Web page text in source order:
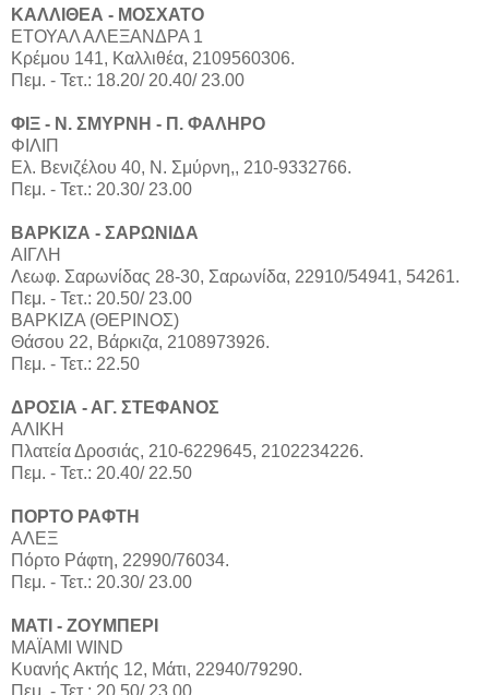
ΚΑΛΛΙΘΕΑ - ΜΟΣΧΑΤΟ
ΕΤΟΥΑΛ ΑΛΕΞΑΝΔΡΑ 1
Κρέμου 141, Καλλιθέα, 2109560306.
Πεμ. - Τετ.: 18.20/ 20.40/ 23.00
ΦΙΞ - Ν. ΣΜΥΡΝΗ - Π. ΦΑΛΗΡΟ
ΦΙΛΙΠ
Ελ. Βενιζέλου 40, Ν. Σμύρνη,, 210-9332766.
Πεμ. - Τετ.: 20.30/ 23.00
ΒΑΡΚΙΖΑ - ΣΑΡΩΝΙΔΑ
ΑΙΓΛΗ
Λεωφ. Σαρωνίδας 28-30, Σαρωνίδα, 22910/54941, 54261.
Πεμ. - Τετ.: 20.50/ 23.00
ΒΑΡΚΙΖΑ (ΘΕΡΙΝΟΣ)
Θάσου 22, Βάρκιζα, 2108973926.
Πεμ. - Τετ.: 22.50
ΔΡΟΣΙΑ - ΑΓ. ΣΤΕΦΑΝΟΣ
ΑΛΙΚΗ
Πλατεία Δροσιάς, 210-6229645, 2102234226.
Πεμ. - Τετ.: 20.40/ 22.50
ΠΟΡΤΟ ΡΑΦΤΗ
ΑΛΕΞ
Πόρτο Ράφτη, 22990/76034.
Πεμ. - Τετ.: 20.30/ 23.00
ΜΑΤΙ - ΖΟΥΜΠΕΡΙ
ΜΑΪΑΜΙ WIND
Κυανής Ακτής 12, Μάτι, 22940/79290.
Πεμ. - Τετ.: 20.50/ 23.00